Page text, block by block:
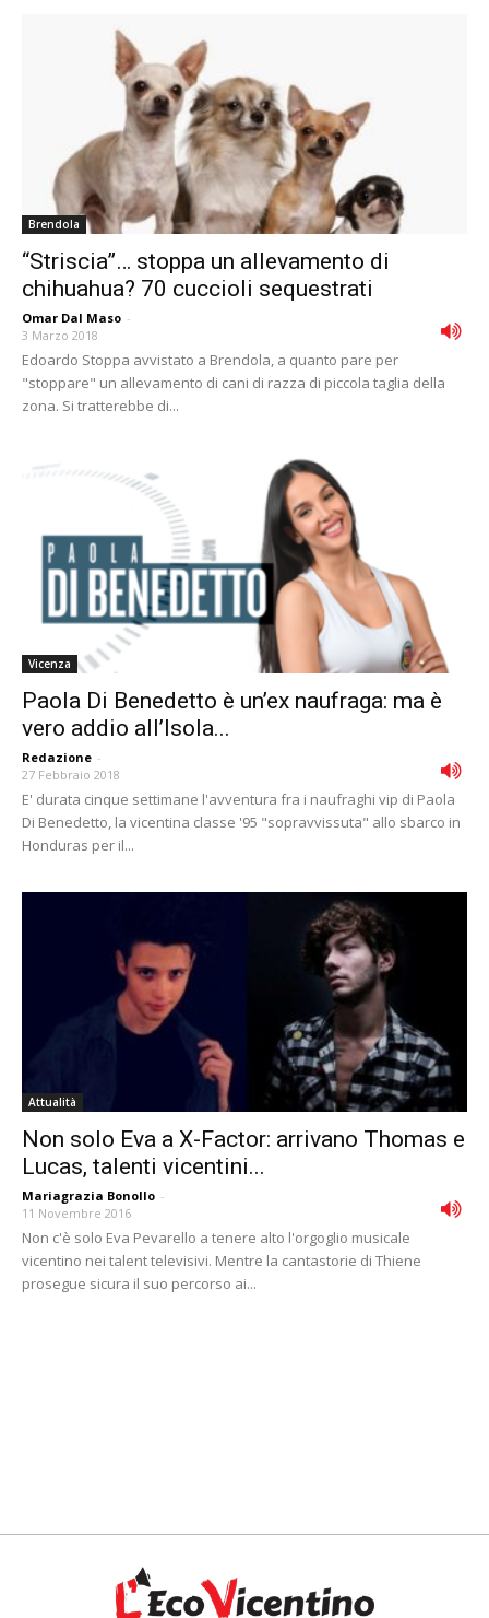
Brendola
“Striscia”… stoppa un allevamento di
chihuahua? 70 cuccioli sequestrati
Omar Dal Maso -
3 Marzo 2018
Edoardo Stoppa avvistato a Brendola, a quanto pare per
"stoppare" un allevamento di cani di razza di piccola taglia della
zona. Si tratterebbe di...
Vicenza
Paola Di Benedetto è un’ex naufraga: ma è
vero addio all’Isola...
Redazione -
27 Febbraio 2018
E' durata cinque settimane l'avventura fra i naufraghi vip di Paola
Di Benedetto, la vicentina classe '95 "sopravvissuta" allo sbarco in
Honduras per il...
Attualità
Non solo Eva a X-Factor: arrivano Thomas e
Lucas, talenti vicentini...
Mariagrazia Bonollo -
11 Novembre 2016
Non c'è solo Eva Pevarello a tenere alto l'orgoglio musicale
vicentino nei talent televisivi. Mentre la cantastorie di Thiene
prosegue sicura il suo percorso ai...